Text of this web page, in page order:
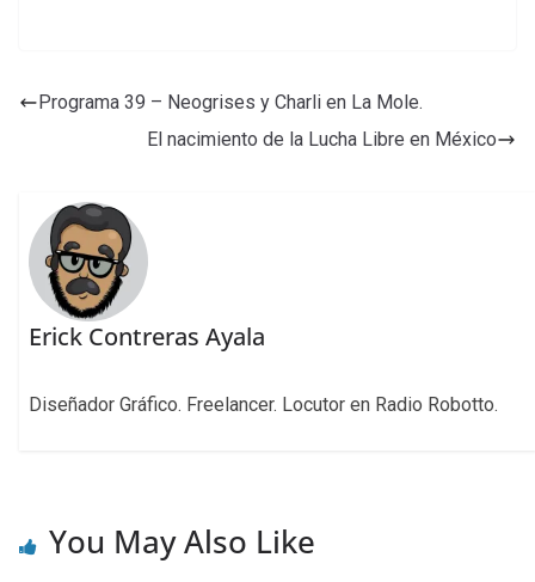
Programa 39 – Neogrises y Charli en La Mole.
El nacimiento de la Lucha Libre en México
Erick Contreras Ayala
Diseñador Gráfico. Freelancer. Locutor en Radio Robotto.
You May Also Like